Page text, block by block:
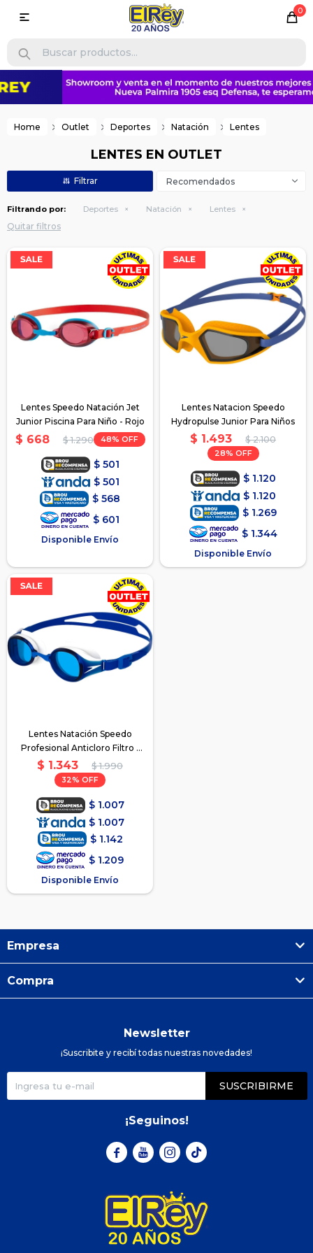
0

Home Outlet Deportes Natación Lentes
LENTES EN OUTLET
Recomendados
Filtrando por: Deportes Natación Lentes
Quitar filtros
Lentes Speedo Natación Jet
Junior Piscina Para Niño - Rojo
$ 668 $ 1.290 48
$ 501
$ 501
$ 568
$ 601
Disponible Envío
Lentes Natacion Speedo
Hydropulse Junior Para Niños
$ 1.493 $ 2.100
28
$ 1.120
$ 1.120
$ 1.269
$ 1.344
Disponible Envío
Lentes Natación Speedo
Profesional Anticloro Filtro -
Azul
$ 1.343 $ 1.990
32
$ 1.007
$ 1.007
$ 1.142
$ 1.209
Disponible Envío
Empresa
Compra
Newsletter
¡Suscribite y recibí todas nuestras novedades!
SUSCRIBIRME
¡Seguinos!
  